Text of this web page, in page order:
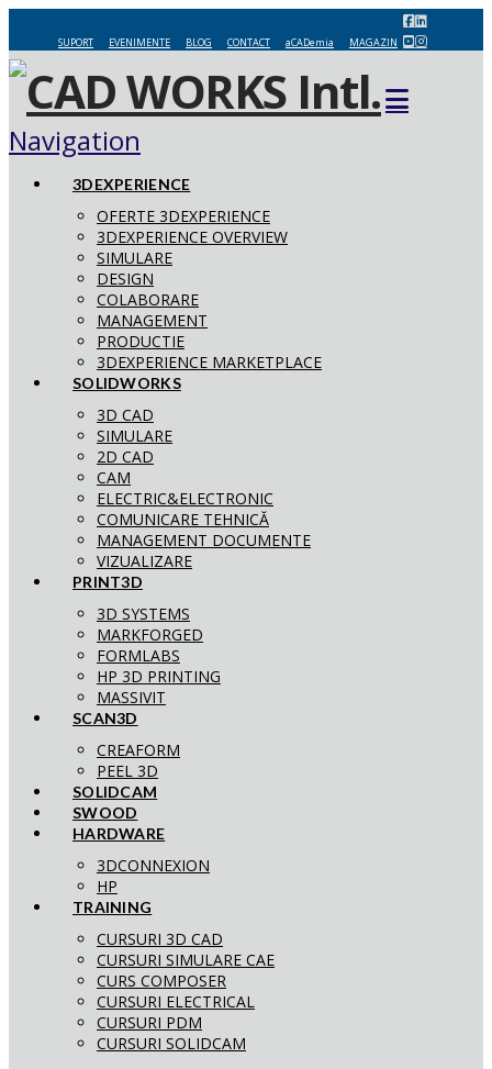
SUPORT EVENIMENTE BLOG CONTACT aCADemia MAGAZIN
Navigation
3DEXPERIENCE
OFERTE 3DEXPERIENCE
3DEXPERIENCE OVERVIEW
SIMULARE
DESIGN
COLABORARE
MANAGEMENT
PRODUCTIE
3DEXPERIENCE MARKETPLACE
SOLIDWORKS
3D CAD
SIMULARE
2D CAD
CAM
ELECTRIC&ELECTRONIC
COMUNICARE TEHNICĂ
MANAGEMENT DOCUMENTE
VIZUALIZARE
PRINT3D
3D SYSTEMS
MARKFORGED
FORMLABS
HP 3D PRINTING
MASSIVIT
SCAN3D
CREAFORM
PEEL 3D
SOLIDCAM
SWOOD
HARDWARE
3DCONNEXION
HP
TRAINING
CURSURI 3D CAD
CURSURI SIMULARE CAE
CURS COMPOSER
CURSURI ELECTRICAL
CURSURI PDM
CURSURI SOLIDCAM